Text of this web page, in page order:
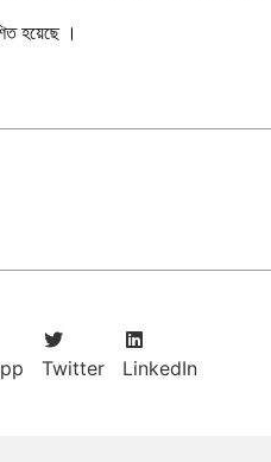
হয়েছে ।
Twitter LinkedIn